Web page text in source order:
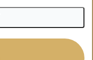
práva vyhrazena.